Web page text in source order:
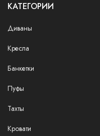
КАТЕГОРИИ
Диваны
Кресла
Банкетки
Пуфы
Тахты
Кровати